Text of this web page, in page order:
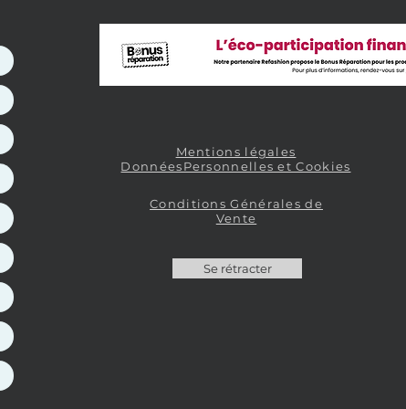
Mentions légales
DonnéesPersonnelles et Cookies
Conditions Générales de
Vente
Se rétracter